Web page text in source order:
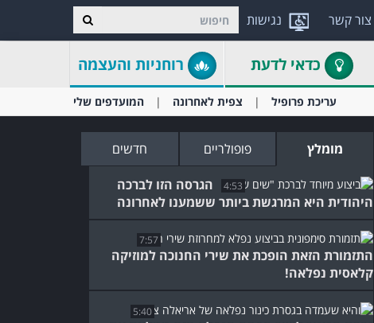
נגישות צור קשר
כדאי לדעת רוחניות והעצמה
עריכת פרופיל צפית לאחרונה המועדפים שלי
מומלץ פופולריים חדשים
4:53
הגרסה הזו לברכה
היהודית היא המרגשת ביותר ששמענו לאחרונה
7:57
התזמורת הזאת הופכת את שירי החנוכה למוזיקה
קלאסית נפלאה!
5:40